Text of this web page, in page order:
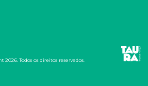
2026. Todos os direitos reservados.